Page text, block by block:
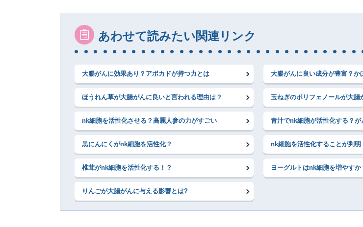
あわせて読みたい関連リンク
大腸がんに効果あり？アボカドが持つ力とは 大腸がんに良い成分が豊富？か
ほうれん草が大腸がんに良いと言われる理由は？ 玉ねぎのポリフェノールが大腸
nk細胞を活性化させる？高麗人参の力がすごい 青汁でnk細胞が活性化する？
黒にんにくがnk細胞を活性化？ nk細胞を活性化することが判
椎茸がnk細胞を活性化する！？ ヨーグルトはnk細胞を増やすか
りんごが大腸がんに与える影響とは?